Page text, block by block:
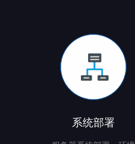
系统部署